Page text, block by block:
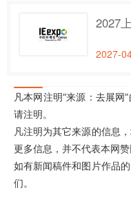
2027
2027-
凡本网注明“来源：去展网
请注明。
凡注明为其它来源的信息
更多信息，并不代表本网
如有新闻稿件和图片作品
们。